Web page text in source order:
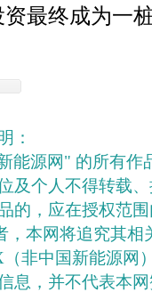
最终成为一
：
能源网" 的所有作
及个人不得转载
的，应在授权范
，本网将追究其相
非中国新能源网
息，并不代表本